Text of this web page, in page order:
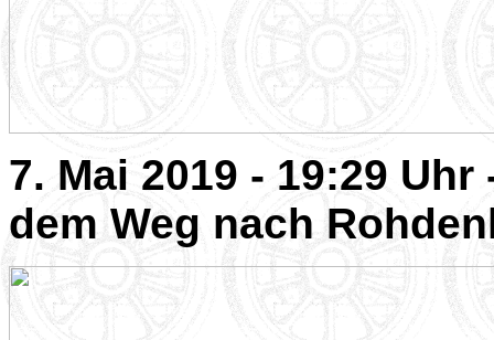
7. Mai 2019 - 19:29
dem Weg nach